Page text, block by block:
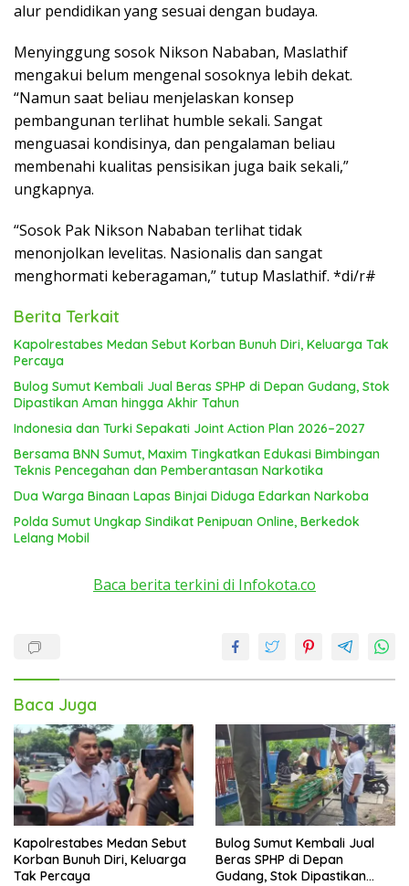
alur pendidikan yang sesuai dengan budaya.
Menyinggung sosok Nikson Nababan, Maslathif
mengakui belum mengenal sosoknya lebih dekat.
“Namun saat beliau menjelaskan konsep
pembangunan terlihat humble sekali. Sangat
menguasai kondisinya, dan pengalaman beliau
membenahi kualitas pensisikan juga baik sekali,”
ungkapnya.
“Sosok Pak Nikson Nababan terlihat tidak
menonjolkan levelitas. Nasionalis dan sangat
menghormati keberagaman,” tutup Maslathif. *di/r#
Berita Terkait
Kapolrestabes Medan Sebut Korban Bunuh Diri, Keluarga Tak
Percaya
Bulog Sumut Kembali Jual Beras SPHP di Depan Gudang, Stok
Dipastikan Aman hingga Akhir Tahun
Indonesia dan Turki Sepakati Joint Action Plan 2026–2027
Bersama BNN Sumut, Maxim Tingkatkan Edukasi Bimbingan
Teknis Pencegahan dan Pemberantasan Narkotika
Dua Warga Binaan Lapas Binjai Diduga Edarkan Narkoba
Polda Sumut Ungkap Sindikat Penipuan Online, Berkedok
Lelang Mobil
Baca berita terkini di Infokota.co
Baca Juga
Kapolrestabes Medan Sebut
Korban Bunuh Diri, Keluarga
Tak Percaya
Bulog Sumut Kembali Jual
Beras SPHP di Depan
Gudang, Stok Dipastikan